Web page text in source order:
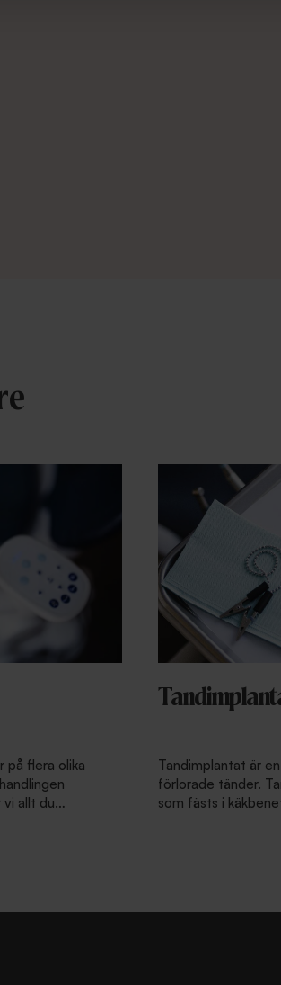
på flera olika
allt du
Tandimplantat är
förlorade tänder.
som fästs i